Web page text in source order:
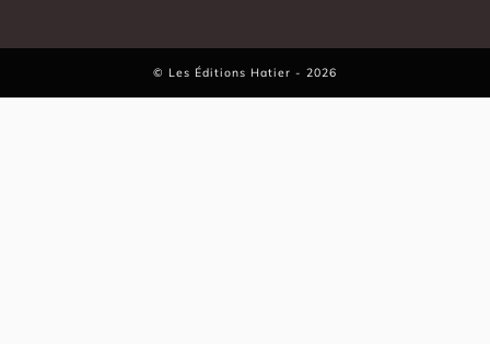
© Les Éditions Hatier - 2026